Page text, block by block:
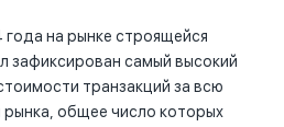
на рынке строящейся
зафиксирован самый высокий
транзакций за всю
общее число которых